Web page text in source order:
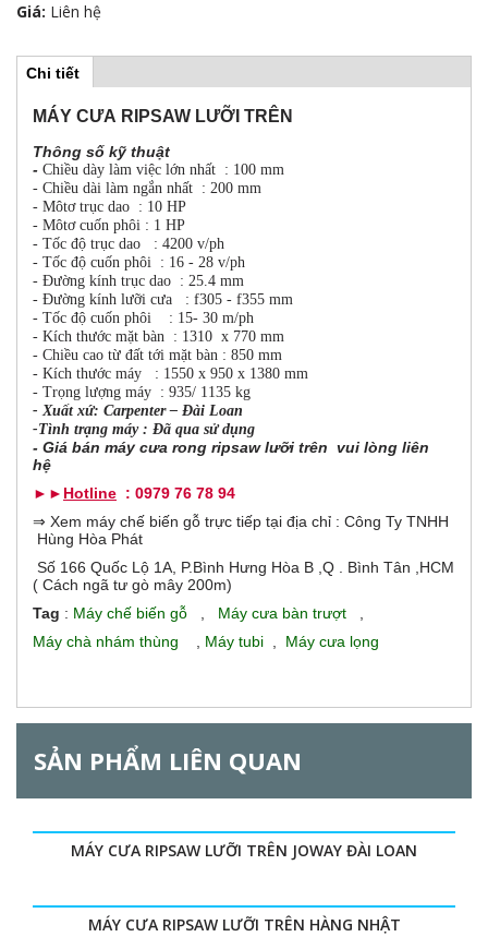
Giá: Liên hệ
H
o
o
n
a
G
Chi tiết
a
b
o
ạ
t
đ
ộ
n
g
)
MÁY CƯA RIPSAW LƯỠI TRÊN
Thông số kỹ thuật
- Chiều dày làm việc lớn nhất : 100 mm
- Chiều dài làm ngắn nhất : 200 mm
- Môtơ trục dao : 10 HP
- Môtơ cuốn phôi : 1 HP
- Tốc độ trục dao : 4200 v/ph
- Tốc độ cuốn phôi : 16 - 28 v/ph
- Đường kính trục dao : 25.4 mm
- Đường kính lưỡi cưa : f305 - f355 mm
- Tốc độ cuốn phôi : 15- 30 m/ph
- Kích thước mặt bàn : 1310 x 770 mm
- Chiều cao từ đất tới mặt bàn : 850 mm
- Kích thước máy : 1550 x 950 x 1380 mm
- Trọng lượng máy : 935/ 1135 kg
- Xuất xứ: Carpenter – Đài Loan
-Tình trạng máy : Đã qua sử dụng
- Giá bán máy cưa rong ripsaw lưỡi trên vui lòng liên
hệ
►► Hotline : 0979 76 78 94
⇒ Xem máy chế biến gỗ trực tiếp tại địa chỉ : Công Ty TNHH
Hùng Hòa Phát
Số 166 Quốc Lộ 1A, P.Bình Hưng Hòa B ,Q . Bình Tân ,HCM
( Cách ngã tư gò mây 200m)
Tag : Máy chế biến gỗ Máy cưa bàn trượt
Máy chà nhám thùng
Máy tubi Máy cưa lọng
SẢN PHẨM LIÊN QUAN
MÁY CƯA RIPSAW LƯỠI TRÊN JOWAY ĐÀI LOAN
MÁY CƯA RIPSAW LƯỠI TRÊN HÀNG NHẬT